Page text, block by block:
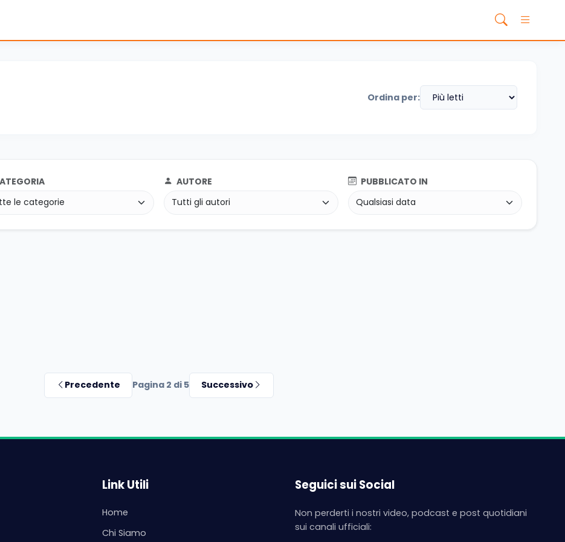
Ordina per:
AUTORE PUBBLICATO IN
Precedente Pagina 2 di 5 Successivo
Link Utili
Home
Chi Siamo
Seguici sui Social
Non perderti i nostri video, podcast e post quotidiani
sui canali ufficiali: